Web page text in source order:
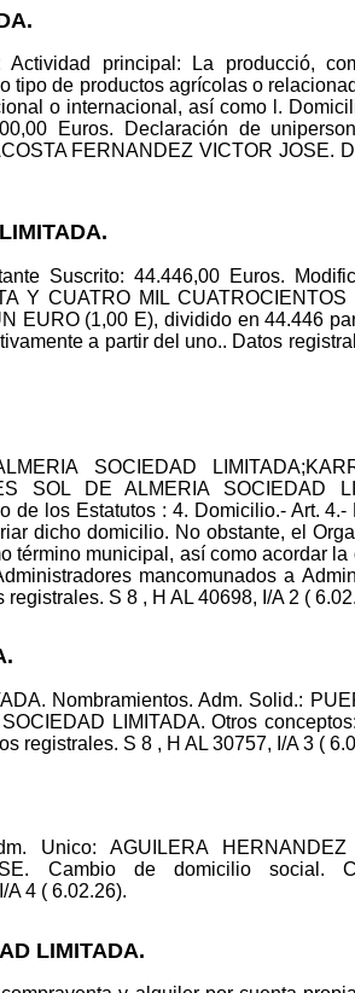
principal: La producció,
tipo de productos agrícolas o
o internacional, así como l.
Euros. Declaración de
FERNANDEZ VICTOR JOSE.
Suscrito: 44.446,00 Euros.
Y CUATRO MIL CUATROCIENTOS
EURO (1,00 E), dividido en 44.446
a partir del uno.. Datos
SOCIEDAD
SOL DE ALMERIA SOCIEDAD
de los Estatutos : 4. Domicilio.- Art.
dicho domicilio. No obstante, el
municipal, así como acordar
mancomunados a
S 8 , H AL 40698, I/A 2 (
Nombramientos. Adm. Solid.:
LIMITADA. Otros
registrales. S 8 , H AL 30757, I/A 3 (
Unico: AGUILERA HERNANDEZ
Cambio de domicilio social.
4 ( 6.02.26).
LIMITADA.